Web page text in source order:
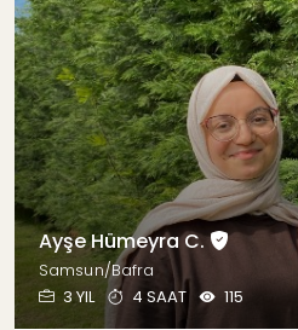
Ayşe Hümeyra C.
Samsun/Bafra
3 YIL
4 SAAT 115